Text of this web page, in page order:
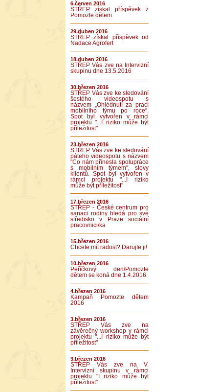
6.červen 2016
STŘEP získal příspěvek z
Pomozte dětem
29.duben 2016
STŘEP získal příspěvek od
Nadace Agrofert
18.duben 2016
STŘEP Vás zve na Intervizní
skupinu dne 13.5.2016
30.březen 2016
STŘEP Vás zve ke sledování
šestého videospotu s
názvem „Ohlédnutí za prací
mobilního týmu po roce“.
Spot byl vytvořen v rámci
projektu "...I riziko může být
příležitost"
23.březen 2016
STŘEP Vás zve ke sledování
páteho videospotu s názvem
"Co nám přinesla spolupráce
s mobilním týmem", slovy
klientů. Spot byl vytvořen v
rámci projektu "...I riziko
může být příležitost"
17.březen 2016
STŘEP - České centrum pro
sanaci rodiny hledá pro své
středisko v Praze sociální
pracovnici/ka
15.březen 2016
Chcete mít radost? Darujte ji!
10.březen 2016
Peříčkový den/Pomozte
dětem se koná dne 1.4.2016
4.březen 2016
Kampaň Pomozte dětem
2016
3.březen 2016
STŘEP Vás zve na
závěrečný workshop v rámci
projektu "...I riziko může být
příležitost"
3.březen 2016
STŘEP Vás zve na V.
Intervizní skupinu v rámci
projektu "I riziko může být
příležitost"